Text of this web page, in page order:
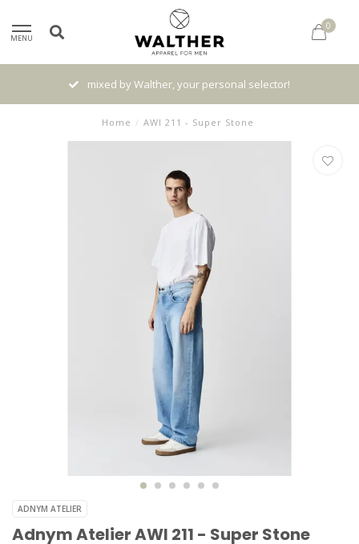
MENU
0
mixed by Walther, your personal selector!
Home / AWI 211 - Super Stone
ADNYM ATELIER
Adnym Atelier AWI 211 - Super Stone